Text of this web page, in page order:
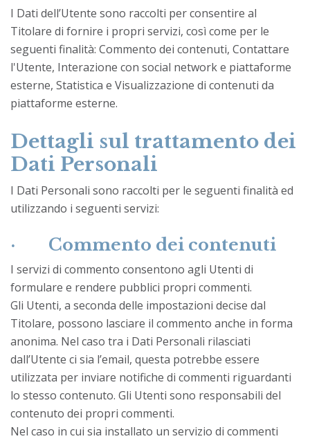
I Dati dell’Utente sono raccolti per consentire al
Titolare di fornire i propri servizi, così come per le
seguenti finalità: Commento dei contenuti, Contattare
l'Utente, Interazione con social network e piattaforme
esterne, Statistica e Visualizzazione di contenuti da
piattaforme esterne.
Dettagli sul trattamento dei
Dati Personali
I Dati Personali sono raccolti per le seguenti finalità ed
utilizzando i seguenti servizi:
· Commento dei contenuti
I servizi di commento consentono agli Utenti di
formulare e rendere pubblici propri commenti.
Gli Utenti, a seconda delle impostazioni decise dal
Titolare, possono lasciare il commento anche in forma
anonima. Nel caso tra i Dati Personali rilasciati
dall’Utente ci sia l’email, questa potrebbe essere
utilizzata per inviare notifiche di commenti riguardanti
lo stesso contenuto. Gli Utenti sono responsabili del
contenuto dei propri commenti.
Nel caso in cui sia installato un servizio di commenti